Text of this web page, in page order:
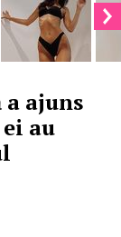
a ajuns
au